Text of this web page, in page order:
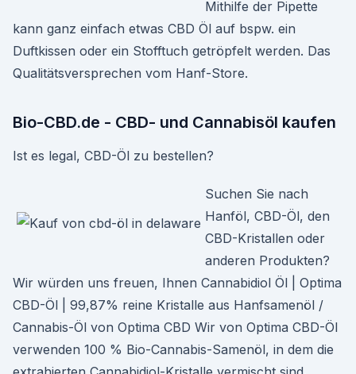
Mithilfe der Pipette
kann ganz einfach etwas CBD Öl auf bspw. ein
Duftkissen oder ein Stofftuch getröpfelt werden. Das
Qualitätsversprechen vom Hanf-Store.
Bio-CBD.de - CBD- und Cannabisöl kaufen
Ist es legal, CBD-Öl zu bestellen?
Suchen Sie nach
Hanföl, CBD-Öl, den
CBD-Kristallen oder
anderen Produkten?
Wir würden uns freuen, Ihnen Cannabidiol Öl | Optima
CBD-Öl | 99,87% reine Kristalle aus Hanfsamenöl /
Cannabis-Öl von Optima CBD Wir von Optima CBD-Öl
verwenden 100 % Bio-Cannabis-Samenöl, in dem die